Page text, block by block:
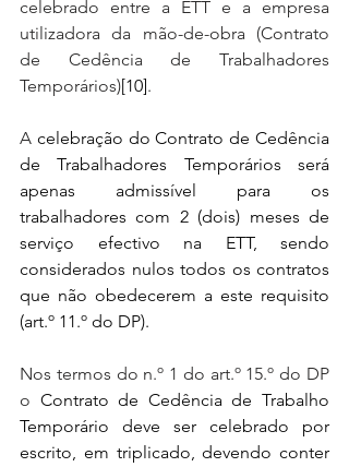
celebrado entre a ETT e a empresa
utilizadora da mão-de-obra (Contrato
de Cedência de Trabalhadores
Temporários)[10].
A celebração do Contrato de Cedência
de Trabalhadores Temporários será
apenas admissível para os
trabalhadores com 2 (dois) meses de
serviço efectivo na ETT, sendo
considerados nulos todos os contratos
que não obedecerem a este requisito
(art.º 11.º do DP).
Nos termos do n.º 1 do art.º 15.º do DP
o Contrato de Cedência de Trabalho
Temporário deve ser celebrado por
escrito, em triplicado, devendo conter